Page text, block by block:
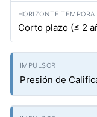
Corto plazo (≤ 2
Presión de